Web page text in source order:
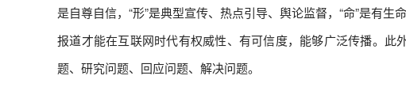
是自尊自信，“形”是典型宣传、热点引导、舆论监督，“命”是有
报道才能在互联网时代有权威性、有可信度，能够广泛传播。
题、研究问题、回应问题、解决问题。